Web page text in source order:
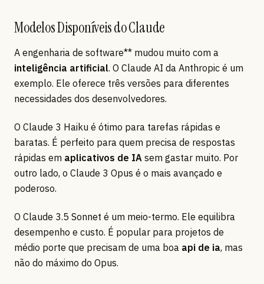
Modelos Disponíveis do Claude
A engenharia de software** mudou muito com a
inteligência artificial. O Claude AI da Anthropic é um
exemplo. Ele oferece três versões para diferentes
necessidades dos desenvolvedores.
O Claude 3 Haiku é ótimo para tarefas rápidas e
baratas. É perfeito para quem precisa de respostas
rápidas em aplicativos de IA sem gastar muito. Por
outro lado, o Claude 3 Opus é o mais avançado e
poderoso.
O Claude 3.5 Sonnet é um meio-termo. Ele equilibra
desempenho e custo. É popular para projetos de
médio porte que precisam de uma boa api de ia, mas
não do máximo do Opus.